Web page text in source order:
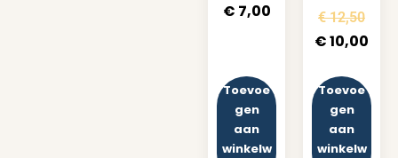
€ 7,00
Toevoe
gen
aan
winkelw
€12,50
€10,00
Toevoe
gen
aan
winkelw